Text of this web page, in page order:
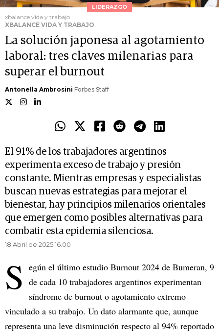
LIDERAZGO
xbalance vida y trabajo
XBALANCE VIDA Y TRABAJO
La solución japonesa al agotamiento
laboral: tres claves milenarias para
superar el burnout
Antonella Ambrosini Forbes Staff
El 91% de los trabajadores argentinos
experimenta exceso de trabajo y presión
constante. Mientras empresas y especialistas
buscan nuevas estrategias para mejorar el
bienestar, hay principios milenarios orientales
que emergen como posibles alternativas para
combatir esta epidemia silenciosa.
18 Abril de 2025 16.00
S egún el último estudio Burnout 2024 de Bumeran, 9
de cada 10 trabajadores argentinos experimentan
síndrome de burnout o agotamiento extremo
vinculado a su trabajo. Un dato alarmante que, aunque
representa una leve disminución respecto al 94% reportado